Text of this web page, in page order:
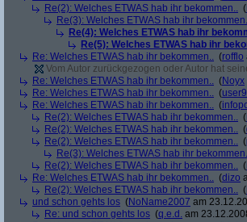
Re(2): Welches ETWAS hab ihr bekommen.. (
Re(3): Welches ETWAS hab ihr
Re(4): Welches ETWAS hab ihr
Re(5): Welches ETWAS hab ihr
Re: Welches ETWAS hab ihr bekommen.. (rofflo
Vom Autor zurückgezogen oder Autor hat
Re: Welches ETWAS hab ihr bekommen.. (Noyx
Re: Welches ETWAS hab ihr bekommen.. (
Re: Welches ETWAS hab ihr bekommen.. (
Re(2): Welches ETWAS hab ihr bekommen.. (
Re(2): Welches ETWAS hab ihr bekommen.. (
Re(2): Welches ETWAS hab ihr bekommen.. (
Re(3): Welches ETWAS hab ihr
Re(2): Welches ETWAS hab ihr bekommen.. (
Re: Welches ETWAS hab ihr bekommen.. (dizo
Re(2): Welches ETWAS hab ihr bekommen.. (
und schon gehts los (NoName2007 am
Re: und schon gehts los (q.e.d. am